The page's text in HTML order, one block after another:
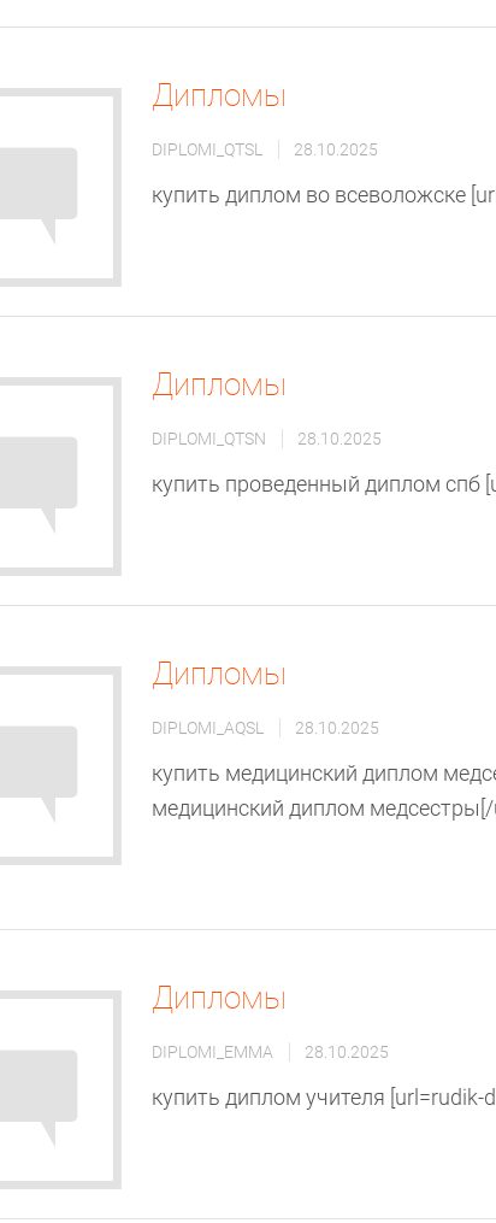
Дипломы
DIPLOMI_QTSL 28.10.2025
купить диплом во всеволожске
Дипломы
DIPLOMI_QTSN 28.10.2025
купить проведенный диплом спб
Дипломы
DIPLOMI_AQSL 28.10.2025
купить медицинский диплом
медицинский диплом медсестры[/
Дипломы
DIPLOMI_EMMA 28.10.2025
купить диплом учителя